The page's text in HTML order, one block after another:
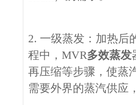
2. 一级蒸发：加热后
程中，MVR多效蒸发
再压缩等步骤，使蒸
需要外界的蒸汽供应